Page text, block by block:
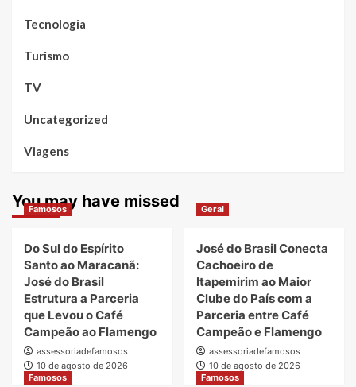
Tecnologia
Turismo
TV
Uncategorized
Viagens
You may have missed
Famosos
Do Sul do Espírito
Santo ao Maracanã:
José do Brasil
Estrutura a Parceria
que Levou o Café
Campeão ao Flamengo
assessoriadefamosos
10 de agosto de 2026
Geral
José do Brasil Conecta
Cachoeiro de
Itapemirim ao Maior
Clube do País com a
Parceria entre Café
Campeão e Flamengo
assessoriadefamosos
10 de agosto de 2026
Famosos
Famosos